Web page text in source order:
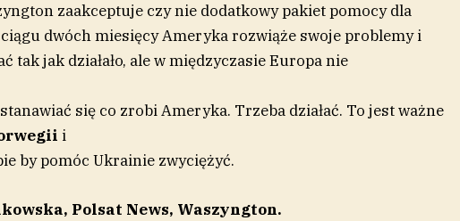
zaakceptuje czy nie dodatkowy pakiet pomocy dla
dwóch miesięcy Ameryka rozwiąże swoje problemy i
tak jak działało, ale w międzyczasie Europa nie
się co zrobi Ameryka. Trzeba działać. To jest ważne
i
by pomóc Ukrainie zwyciężyć.
Polsat News, Waszyngton.